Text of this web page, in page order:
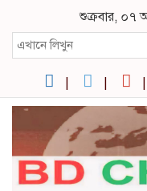
শুক্রবার, ০৭